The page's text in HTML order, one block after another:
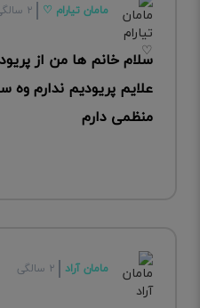
مامان تیارام ♡ ۲ سالگی
علایم پریودیم ندارم وه
منظمی دارم
مامان آراد ۲ سالگی